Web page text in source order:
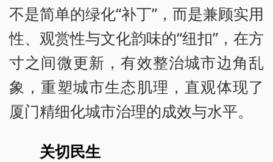
不是简单的绿化“补丁”，而是兼顾实用
性、观赏性与文化韵味的“纽扣”，在方
寸之间微更新，有效整治城市边角乱
象，重塑城市生态肌理，直观体现了
厦门精细化城市治理的成效与水平。
关切民生